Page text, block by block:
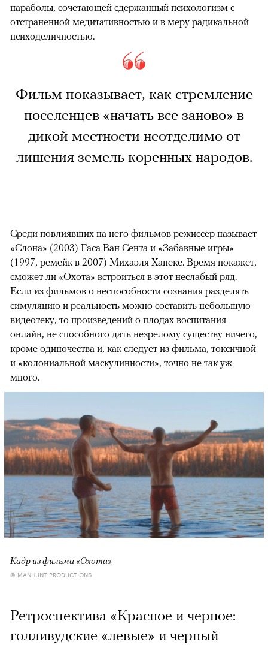
параболы, сочетающей сдержанный психологизм с
отстраненной медитативностью и в меру радикальной
психоделичностью.
Фильм показывает, как стремление
поселенцев «начать все заново» в
дикой местности неотделимо от
лишения земель коренных народов.
Среди повлиявших на него фильмов режиссер называет
«Слона» (2003) Гаса Ван Сента и «Забавные игры»
(1997, ремейк в 2007) Михаэля Ханеке. Время покажет,
сможет ли «Охота» встроиться в этот неслабый ряд.
Если из фильмов о неспособности сознания разделять
симуляцию и реальность можно составить небольшую
видеотеку, то произведений о плодах воспитания
онлайн, не способного дать незрелому существу ничего,
кроме одиночества и, как следует из фильма, токсичной
и «колониальной маскулинности», точно не так уж
много.
Кадр из фильма «Охота»
© MANHUNT PRODUCTIONS
Ретроспектива «Красное и черное:
голливудские «левые» и черный